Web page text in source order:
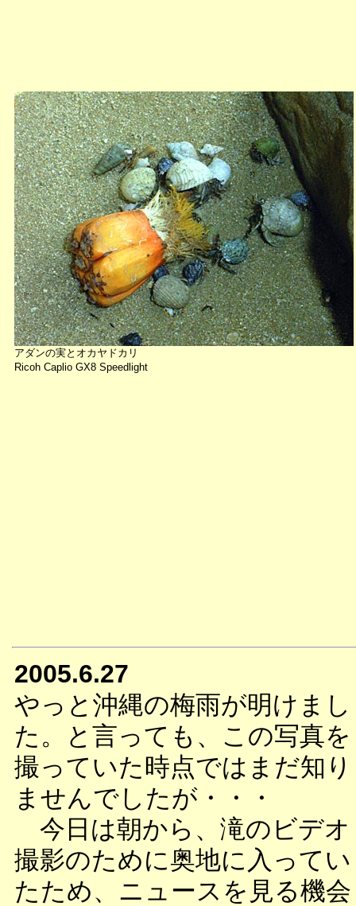
アダンの実とオカヤドカリ
Ricoh Caplio GX8 Speedlight
2005.6.27
やっと沖縄の梅雨が明けまし
た。と言っても、この写真を
撮っていた時点ではまだ知り
ませんでしたが・・・
今日は朝から、滝のビデオ
撮影のために奥地に入ってい
たため、ニュースを見る機会